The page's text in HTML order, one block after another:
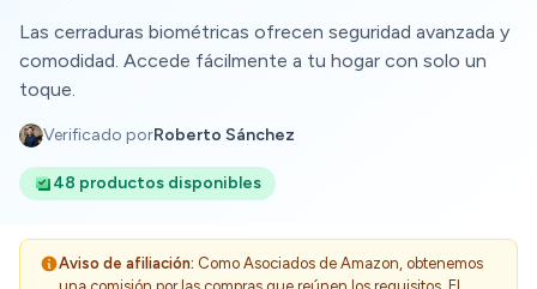
Las cerraduras biométricas ofrecen seguridad avanzada y
comodidad. Accede fácilmente a tu hogar con solo un
toque.
Verificado porRoberto Sánchez
48 productos disponibles
Aviso de afiliación: Como Asociados de Amazon, obtenemos